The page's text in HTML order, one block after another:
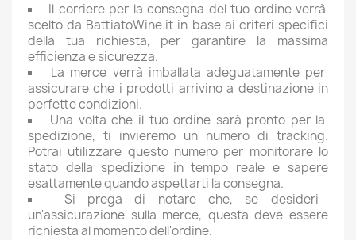
Il corriere per la consegna del tuo ordine verrà
scelto da BattiatoWine.it in base ai criteri specifici
della tua richiesta, per garantire la massima
efficienza e sicurezza.
La merce verrà imballata adeguatamente per
assicurare che i prodotti arrivino a destinazione in
perfette condizioni.
Una volta che il tuo ordine sarà pronto per la
spedizione, ti invieremo un numero di tracking.
Potrai utilizzare questo numero per monitorare lo
stato della spedizione in tempo reale e sapere
esattamente quando aspettarti la consegna.
Si prega di notare che, se desideri
un'assicurazione sulla merce, questa deve essere
richiesta al momento dell'ordine.